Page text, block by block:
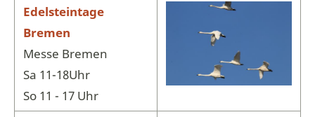
Edelsteintage
Bremen
Messe Bremen
Sa 11-18Uhr
So 11 - 17 Uhr